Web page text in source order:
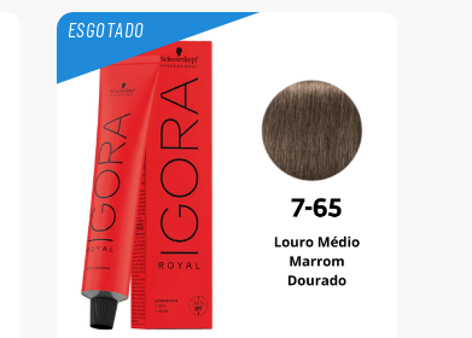
ESGOTADO